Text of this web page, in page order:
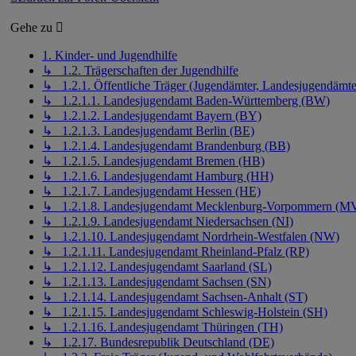
Gehe zu
1. Kinder- und Jugendhilfe
↳ 1.2. Trägerschaften der Jugendhilfe
↳ 1.2.1. Öffentliche Träger (Jugendämter,
↳ 1.2.1.1. Landesjugendamt Baden-Württemberg (BW)
↳ 1.2.1.2. Landesjugendamt Bayern (BY)
↳ 1.2.1.3. Landesjugendamt Berlin (BE)
↳ 1.2.1.4. Landesjugendamt Brandenburg (BB)
↳ 1.2.1.5. Landesjugendamt Bremen (HB)
↳ 1.2.1.6. Landesjugendamt Hamburg (HH)
↳ 1.2.1.7. Landesjugendamt Hessen (HE)
↳ 1.2.1.8. Landesjugendamt Mecklenburg-Vorpommern
↳ 1.2.1.9. Landesjugendamt Niedersachsen (NI)
↳ 1.2.1.10. Landesjugendamt Nordrhein-Westfalen (NW)
↳ 1.2.1.11. Landesjugendamt Rheinland-Pfalz (RP)
↳ 1.2.1.12. Landesjugendamt Saarland (SL)
↳ 1.2.1.13. Landesjugendamt Sachsen (SN)
↳ 1.2.1.14. Landesjugendamt Sachsen-Anhalt (ST)
↳ 1.2.1.15. Landesjugendamt Schleswig-Holstein (SH)
↳ 1.2.1.16. Landesjugendamt Thüringen (TH)
↳ 1.2.17. Bundesrepublik Deutschland (DE)